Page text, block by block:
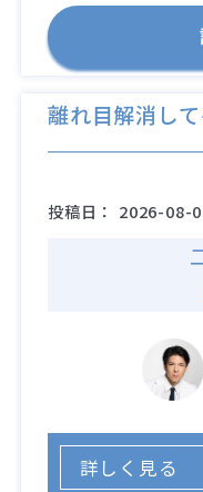
離れ目解消し
投稿日： 2026-08-
詳しく見る